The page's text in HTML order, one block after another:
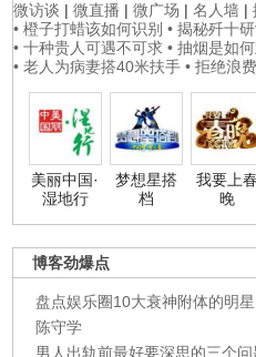
微访谈 | 微直播 | 微广场 | 名人墙 |
• 橙子打蜡该如何识别 • 揭秘歼十
• 十种贵人可遇不可求 • 抽烟是如
• 老人为病妻搭40米扶手 • 拒绝浪
美丽中国·
湿地行
梦想星搭
档
我要上春
晚
博客劲爆点
盘点娱乐圈10大衰神附体的明星
陈守学
男人出轨前最好要深思的三个问